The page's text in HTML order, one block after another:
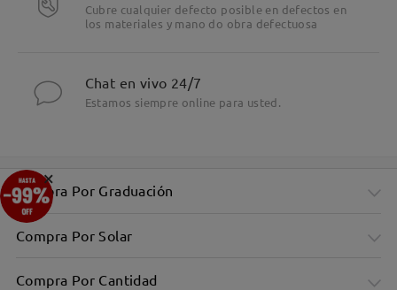
Cubre cualquier defecto posible en defectos en
los materiales y mano do obra defectuosa
Chat en vivo 24/7
Estamos siempre online para usted.
Compra Por Graduación
Compra Por Solar
Compra Por Cantidad
×